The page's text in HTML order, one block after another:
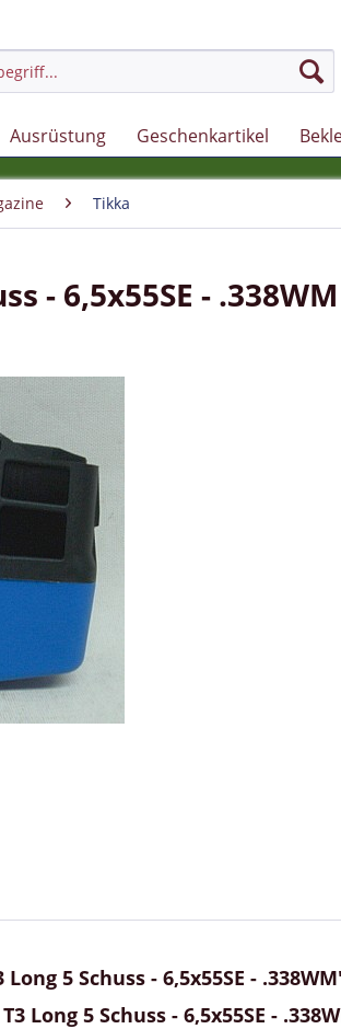
Ausrüstung Geschenkartikel
Tikka
- 6,5x55SE - .338WM
5 Schuss - 6,5x55SE -
5 Schuss - 6,5x55SE -